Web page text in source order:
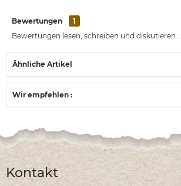
Bewertungen
1
Bewertungen lesen, schreiben und diskutieren...
Ähnliche Artikel
Wir empfehlen :
Kontakt